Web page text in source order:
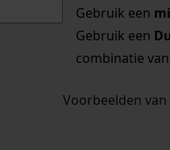
Gebruik een
Gebruik een
combinatie
Voorbeelden